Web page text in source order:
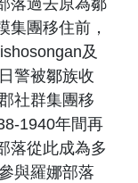
落過去原為鄒
集團移住前，
及
警被鄒族收
社群集團移
1940年間再
落從此成為多
與羅娜部落